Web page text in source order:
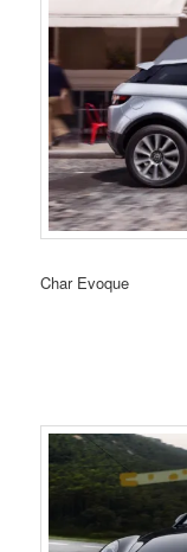
Char Evoque